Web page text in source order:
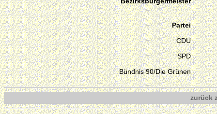
Partei
CDU
SPD
Bündnis 90/Die Grünen
zurück